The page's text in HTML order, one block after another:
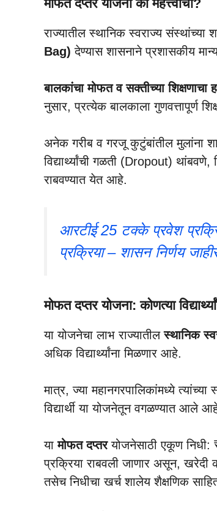
मोफत दप्तर योजना का महत्त्वाची?
राज्यातील स्थानिक स्वराज्य संस्थांच्या
Bag) देण्यास शासनाने प्रशासकीय
बालकांचा मोफत व सक्तीच्या
नुसार, प्रत्येक बालकाला गुणवत्तापूर्ण
अनेक गरीब व गरजू कुटुंबांतील मुलांना
विद्यार्थ्यांची गळती (Dropout)
राबवण्यात येत आहे.
आरटीई 25 टक्के प्रवेश
प्रक्रिया – शासन निर्णय
मोफत दप्तर योजना: कोणत्या
या योजनेचा लाभ राज्यातीलस्थानिक
अधिक विद्यार्थ्यांना मिळणार आहे.
मात्र, ज्या महानगरपालिकांमध्ये
विद्यार्थी या योजनेतून वगळण्यात आले
यामोफत दप्तरयोजनेसाठी एकूण निधी:
प्रक्रिया राबवली जाणार असून, खरेदी
तसेच निधीचा खर्च शालेय शैक्षणिक